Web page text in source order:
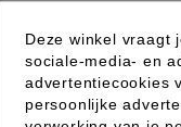
10
Deze winkel vraagt
sociale-media- en
advertentiecookies
persoonlijke